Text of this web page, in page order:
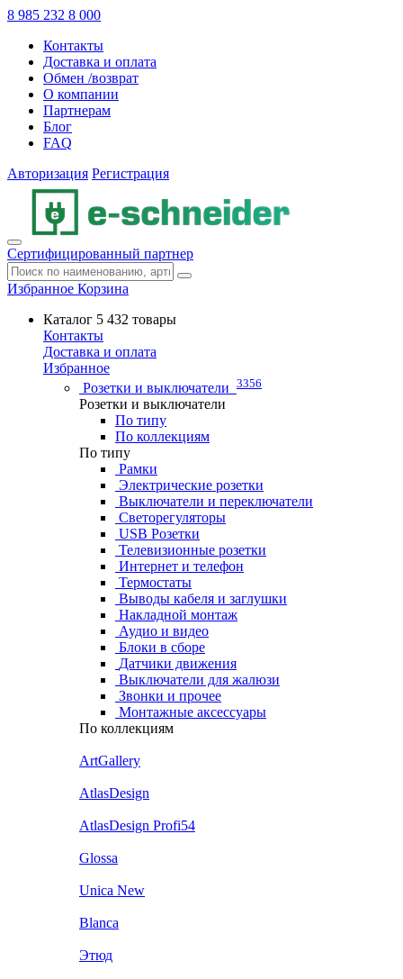
8 985 232 8 000
Контакты
Доставка и оплата
Обмен /возврат
О компании
Партнерам
Блог
FAQ
Авторизация Регистрация
Сертифицированный партнер
Избранное Корзина
Каталог 5 432 товары
Контакты
Доставка и оплата
Избранное
Розетки и выключатели 3356
Розетки и выключатели
По типу
По коллекциям
По типу
Рамки
Электрические розетки
Выключатели и переключатели
Светорегуляторы
USB Розетки
Телевизионные розетки
Интернет и телефон
Термостаты
Выводы кабеля и заглушки
Накладной монтаж
Аудио и видео
Блоки в сборе
Датчики движения
Выключатели для жалюзи
Звонки и прочее
Монтажные аксессуары
По коллекциям
ArtGallery
AtlasDesign
AtlasDesign Profi54
Glossa
Unica New
Blanca
Этюд